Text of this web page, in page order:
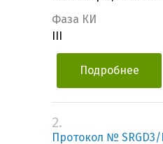
Фаза КИ
Подробнее
2.
Протокол № SRGD3/